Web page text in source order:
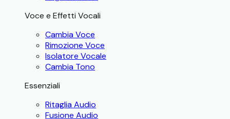
Voce e Effetti Vocali
Cambia Voce
Rimozione Voce
Isolatore Vocale
Cambia Tono
Essenziali
Ritaglia Audio
Fusione Audio